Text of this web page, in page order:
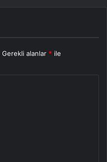
Gerekli alanlar * ile